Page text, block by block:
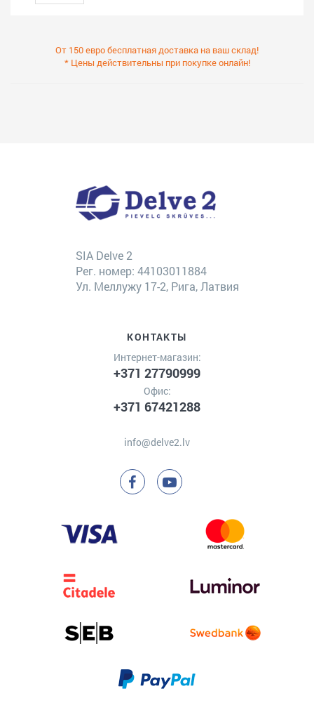
От 150 евро бесплатная доставка на ваш склад!
* Цены действительны при покупке онлайн!
SIA Delve 2
Рег. номер: 44103011884
Ул. Меллужу 17-2, Рига, Латвия
КОНТАКТЫ
Интернет-магазин:
+371 27790999
Офис:
+371 67421288
info@delve2.lv